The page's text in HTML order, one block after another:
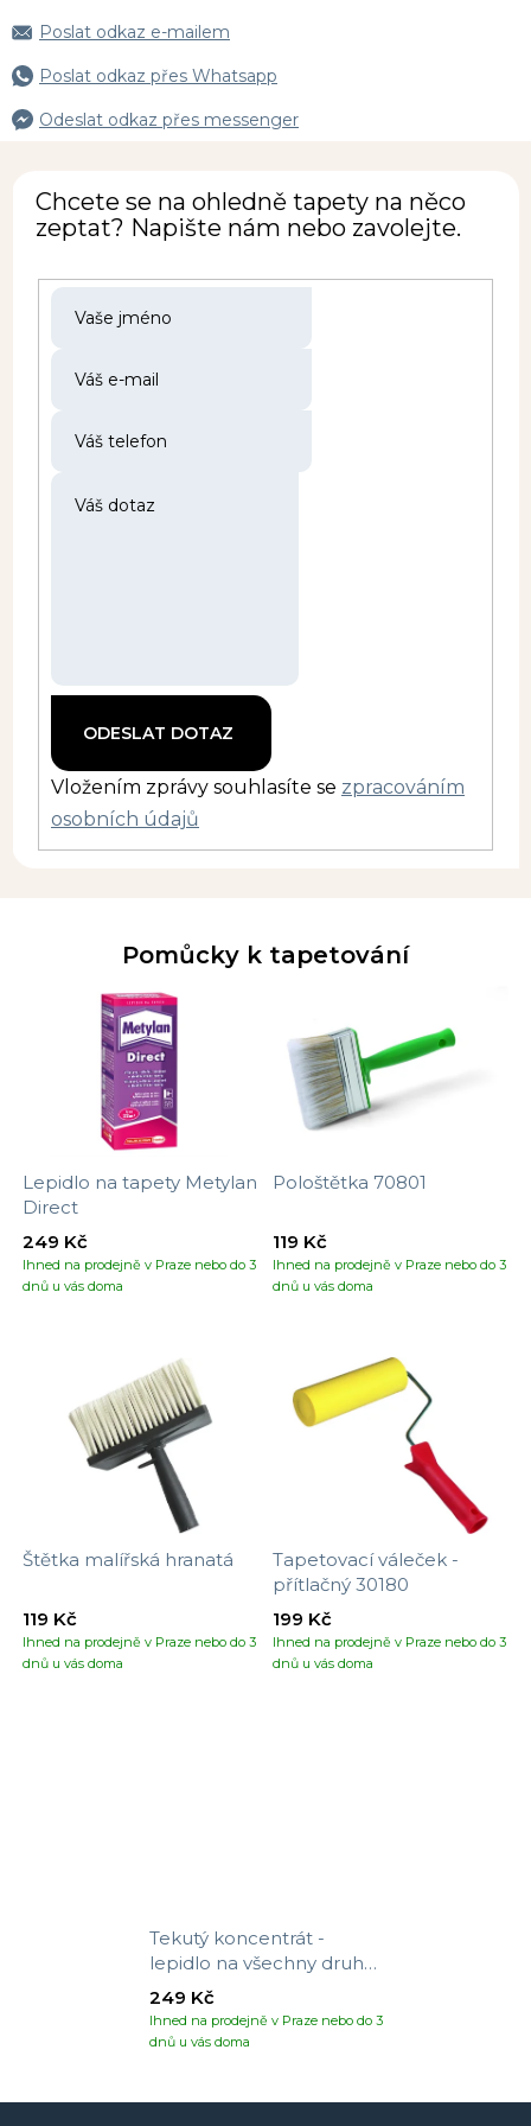
Poslat odkaz e-mailem
Poslat odkaz přes Whatsapp
Odeslat odkaz přes messenger
Chcete se na ohledně tapety na něco
zeptat? Napište nám nebo zavolejte.
Vložením zprávy souhlasíte se zpracováním
osobních údajů
Pomůcky k tapetování
Lepidlo na tapety Metylan
Direct
Ihned na prodejně v Praze nebo do 3
dnů u vás doma
249 Kč
Pološtětka 70801
Ihned na prodejně v Praze nebo do 3
dnů u vás doma
119 Kč
Štětka malířská hranatá
Ihned na prodejně v Praze nebo do 3
dnů u vás doma
119 Kč
Tapetovací váleček -
přítlačný 30180
Ihned na prodejně v Praze nebo do 3
dnů u vás doma
199 Kč
Tekutý koncentrát -
lepidlo na všechny druhy
tapet
Ihned na prodejně v Praze nebo do 3
dnů u vás doma
249 Kč